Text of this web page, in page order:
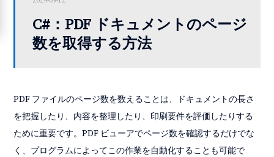
C#：PDF ドキュメントのページ
数を取得する方法
PDF ファイルのページ数を数えることは、ドキュメントの長さ
を把握したり、内容を整理したり、印刷要件を評価したりする
ために重要です。PDF ビューアでページ数を確認するだけでな
く、プログラムによってこの作業を自動化することも可能で